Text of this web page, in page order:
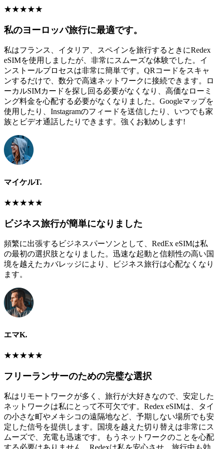
★★★★★
私のヨーロッパ旅行に最適です。
私はフランス、イタリア、スペインを旅行するときにRedex
eSIMを使用しましたが、非常にスムーズな体験でした。イ
ンストールプロセスは非常に簡単です。QRコードをスキャ
ンするだけで、数分で高速ネットワークに接続できます。ロ
ーカルSIMカードを探し回る必要がなくなり、高価なローミ
ング料金を心配する必要がなくなりました。Googleマップを
使用したり、Instagramのフィードを送信したり、いつでも家
族とビデオ通話したりできます。強くお勧めします!
マイケルT.
★★★★★
ビジネス旅行が簡単になりました
頻繁に出張するビジネスパーソンとして、RedEx eSIMは私
の最初の選択肢となりました。迅速な起動と信頼性の高い国
境を越えたカバレッジにより、ビジネス旅行は心配なくなり
ます。
エマK.
★★★★★
フリーランサーのための完璧な選択
私はリモートワークが多く、旅行が大好きなので、安定した
ネットワークは私にとって不可欠です。Redex eSIMは、タイ
の小さな町やメキシコの遠隔地など、予期しない場所でも安
定した信号を提供します。国境を越えた切り替えは非常にス
ムーズで、充電も迅速です。もうネットワークのことを心配